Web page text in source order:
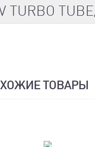
TURBO
ТОВАРЫ